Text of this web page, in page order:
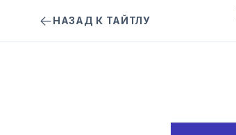
НАЗАД К ТАЙТЛУ